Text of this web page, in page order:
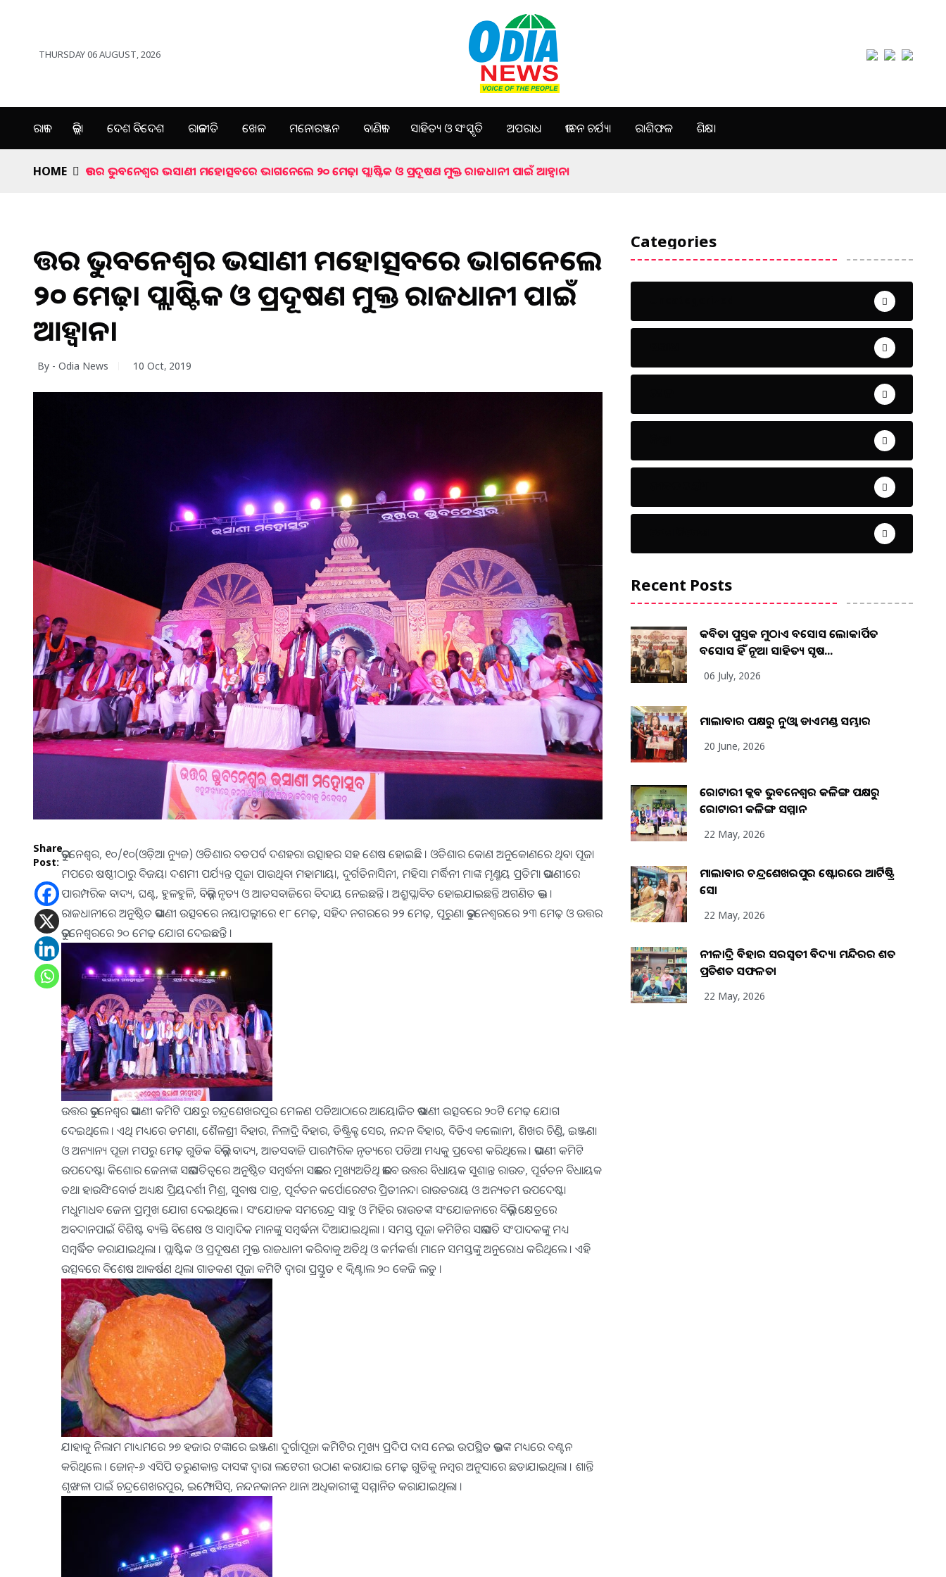
THURSDAY 06 AUGUST, 2026
ରାଜ୍ୟ ଜିଲ୍ଲା ଦେଶ ବିଦେଶ ରାଜନୀତି ଖେଳ ମନୋରଞ୍ଜନ ବାଣିଜ୍ୟ ସାହିତ୍ୟ ଓ ସଂସ୍କୃତି ଅପରାଧ ଜୀବନ ଚର୍ଯ୍ୟା ରାଶିଫଳ ଶିକ୍ଷା
HOME ଉତ୍ତର ଭୁବନେଶ୍ୱର ଭସାଣୀ ମହୋତ୍ସବରେ ଭାଗନେଲେ ୨୦ ମେଢ଼। ପ୍ଲାଷ୍ଟିକ ଓ ପ୍ରଦୂଷଣ ମୁକ୍ତ ରାଜଧାନୀ ପାଇଁ ଆହ୍ୱାନ।
ଉତ୍ତର ଭୁବନେଶ୍ୱର ଭସାଣୀ ମହୋତ୍ସବରେ ଭାଗନେଲେ
୨୦ ମେଢ଼। ପ୍ଲାଷ୍ଟିକ ଓ ପ୍ରଦୂଷଣ ମୁକ୍ତ ରାଜଧାନୀ ପାଇଁ
ଆହ୍ୱାନ।
By - Odia News 10 Oct, 2019
Share
Post:
ଭୁବନେଶ୍ୱର, ୧୦/୧୦(ଓଡ଼ିଆ ନ୍ୟୁଜ) ଓଡିଶାର ବଡପର୍ବ ଦଶହରା ଉତ୍ସାହର ସହ ଶେଷ ହୋଇଛି । ଓଡିଶାର କୋଣ ଅନୁକୋଣରେ ଥିବା ପୂଜା
ମପରେ ଷଷ୍ଠୀଠାରୁ ବିଜୟା ଦଶମୀ ପର୍ଯ୍ୟନ୍ତ ପୂଜା ପାଉଥିବା ମହାମାୟା, ଦୁର୍ଗତିନାସିନୀ, ମହିସା ମର୍ଦ୍ଧିନୀ ମାଙ୍କ ମୃଣ୍ମୟ ପ୍ରତିମା ଭସାଣୀରେ
ପାରମ୍ପରିକ ବାଦ୍ୟ, ଘଣ୍ଟ, ହୁଳହୁଳି, ବିଭିନ୍ନ ନୃତ୍ୟ ଓ ଆତସବାଜିରେ ବିଦାୟ ନେଇଛନ୍ତି । ଅଶ୍ରୁପ୍ଳାବିତ ହୋଇଯାଇଛନ୍ତି ଅଗଣିତ ଭକ୍ତ ।
ରାଜଧାନୀରେ ଅନୁଷ୍ଠିତ ଭସାଣୀ ଉତ୍ସବରେ ନୟାପଲ୍ଲୀରେ ୧୮ ମେଢ଼, ସହିଦ ନଗରରେ ୨୨ ମେଢ଼, ପୂରୁଣା ଭୁବନେଶ୍ୱରରେ ୨୩ ମେଢ଼ ଓ ଉତ୍ତର
ଭୁବନେଶ୍ୱରରେ ୨୦ ମେଢ଼ ଯୋଗ ଦେଇଛନ୍ତି ।
ଉତ୍ତର ଭୁବନେଶ୍ୱର ଭସାଣୀ କମିଟି ପକ୍ଷରୁ ଚନ୍ଦ୍ରଶେଖରପୁର ମେଳଣ ପଡିଆଠାରେ ଆୟୋଜିତ ଭଷାଣୀ ଉତ୍ସବରେ ୨୦ଟି ମେଢ଼ ଯୋଗ
ଦେଇଥିଲେ । ଏଥି ମଧ୍ୟରେ ଡମଣା, ଶୈଳଶ୍ରୀ ବିହାର, ନିଳାଦ୍ରି ବିହାର, ଡିଷ୍ଟ୍ରିକ୍ଟ ସେର, ନନ୍ଦନ ବିହାର, ବିଡିଏ କଲୋନୀ, ଶିଖର ଚିଣ୍ଡି, ଇଞ୍ଜଣା
ଓ ଅନ୍ୟାନ୍ୟ ପୂଜା ମପରୁ ମେଢ଼ ଗୁଡିକ ବିଭିନ୍ନ ବାଦ୍ୟ, ଆତସବାଜି ପାରମ୍ପରିକ ନୃତ୍ୟରେ ପଡିଆ ମଧ୍ୟକୁ ପ୍ରବେଶ କରିଥିଲେ । ଭସାଣୀ କମିଟି
ଉପଦେଷ୍ଟା କିଶୋର ଜେନାଙ୍କ ସଭାପତିତ୍ୱରେ ଅନୁଷ୍ଠିତ ସମ୍ବର୍ଦ୍ଧନା ସଭାରେ ମୁଖ୍ୟଅତିଥି ଭାବେ ଉତ୍ତର ବିଧାୟକ ସୁଶାନ୍ତ ରାଉତ, ପୂର୍ବତନ ବିଧାୟକ
ତଥା ହାଉସିଂବୋର୍ଡ ଅଧ୍ୟକ୍ଷ ପ୍ରିୟଦର୍ଶୀ ମିଶ୍ର, ସୁବାଷ ପାତ୍ର, ପୂର୍ବତନ କର୍ପୋରେଟର ପ୍ରିତୀନନ୍ଦା ରାଉତରାୟ ଓ ଅନ୍ୟତମ ଉପଦେଷ୍ଟା
ମଧୁମାଧବ ଜେନା ପ୍ରମୁଖ ଯୋଗ ଦେଇଥିଲେ । ସଂଯୋଜକ ସମରେନ୍ଦ୍ର ସାହୁ ଓ ମିହିର ରାଉତଙ୍କ ସଂଯୋଜନାରେ ବିଭିନ୍ନ କ୍ଷେତ୍ରରେ
ଅବଦାନପାଇଁ ବିଶିଷ୍ଟ ବ୍ୟକ୍ତି ବିଶେଷ ଓ ସାମ୍ବାଦିକ ମାନଙ୍କୁ ସମ୍ବର୍ଦ୍ଧନା ଦିଆଯାଇଥିଲା । ସମସ୍ତ ପୂଜା କମିଟିର ସଭାପତି ସଂପାଦକଙ୍କୁ ମଧ୍ୟ
ସମ୍ବର୍ଦ୍ଧିତ କରାଯାଇଥିଲା । ପ୍ଲାଷ୍ଟିକ ଓ ପ୍ରଦୂଷଣ ମୁକ୍ତ ରାଜଧାନୀ କରିବାକୁ ଅତିଥି ଓ କର୍ମକର୍ତ୍ତା ମାନେ ସମସ୍ତଙ୍କୁ ଅନୁରୋଧ କରିଥିଲେ । ଏହି
ଉତ୍ସବରେ ବିଶେଷ ଆକର୍ଷଣ ଥିଲା ଗାଡକଣ ପୂଜା କମିଟି ଦ୍ୱାରା ପ୍ରସ୍ତୁତ ୧ କ୍ୱିଣ୍ଟାଲ ୨୦ କେଜି ଲଡୁ ।
ଯାହାକୁ ନିଲାମ ମାଧ୍ୟମରେ ୨୭ ହଜାର ଟଙ୍କାରେ ଇଞ୍ଜଣା ଦୁର୍ଗାପୂଜା କମିଟିର ମୁଖ୍ୟ ପ୍ରଦିପ ଦାସ ନେଇ ଉପସ୍ଥିତ ଭକ୍ତଙ୍କ ମଧ୍ୟରେ ବଣ୍ଟନ
କରିଥିଲେ । ଜୋନ୍-୬ ଏସିପି ତରୁଣକାନ୍ତ ଦାସଙ୍କ ଦ୍ୱାରା ଲଟେରୀ ଉଠାଣ କରାଯାଇ ମେଢ଼ ଗୁଡିକୁ ନମ୍ବର ଅନୁସାରେ ଛଡାଯାଇଥିଲା । ଶାନ୍ତି
ଶୃଙ୍ଖଳା ପାଇଁ ଚନ୍ଦ୍ରଶେଖରପୁର, ଇମ୍ଫୋସିସ୍, ନନ୍ଦନକାନନ ଥାନା ଅଧିକାରୀଙ୍କୁ ସମ୍ମାନିତ କରାଯାଇଥିଲା ।
Categories
Recent Posts
କବିତା ପୁସ୍ତକ ମୁଠାଏ ଅବସୋସ ଲୋକାର୍ପିତ
ଅବସୋସ ହିଁ ନୂଆ ସାହିତ୍ୟ ସୃଷ...
06 July, 2026
ମାଲାବାର ପକ୍ଷରୁ ନୁଓ୍ବା ଡାଏମଣ୍ଡ ସମ୍ଭାର
20 June, 2026
ରୋଟାରୀ କ୍ଲବ ଭୁବନେଶ୍ୱର କଳିଙ୍ଗ ପକ୍ଷରୁ
ରୋଟାରୀ କଳିଙ୍ଗ ସମ୍ମାନ
22 May, 2026
ମାଲାବାର ଚନ୍ଦ୍ରଶେଖରପୁର ଷ୍ଟୋରରେ ଆର୍ଟିଷ୍ଟ୍ରି
ସୋ
22 May, 2026
ନୀଳାଦ୍ରି ବିହାର ସରସ୍ୱତୀ ବିଦ୍ୟା ମନ୍ଦିରର ଶତ
ପ୍ରତିଶତ ସଫଳତା
22 May, 2026